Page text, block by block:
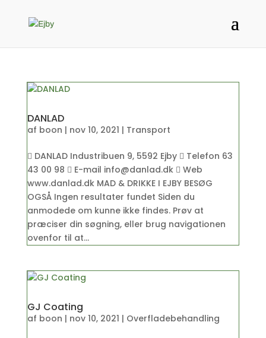
DANLAD
af boon | nov 10, 2021 | Transport
 DANLAD Industribuen 9, 5592 Ejby  Telefon 63
43 00 98  E-mail info@danlad.dk  Web
www.danlad.dk MAD & DRIKKE I EJBY BESØG
OGSÅ Ingen resultater fundet Siden du
anmodede om kunne ikke findes. Prøv at
præciser din søgning, eller brug navigationen
ovenfor til at...
GJ Coating
af boon | nov 10, 2021 | Overfladebehandling